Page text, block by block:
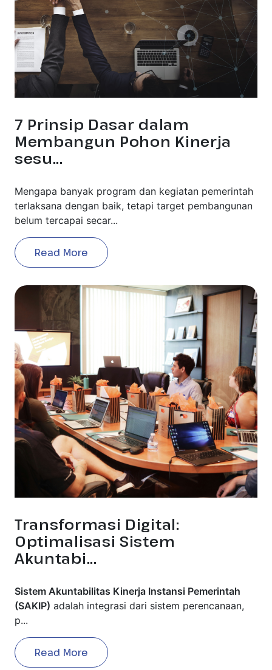
7 Prinsip Dasar dalam
Membangun Pohon Kinerja
sesu...
Mengapa banyak program dan kegiatan pemerintah
terlaksana dengan baik, tetapi target pembangunan
belum tercapai secar...
Read More
Transformasi Digital:
Optimalisasi Sistem
Akuntabi...
Sistem Akuntabilitas Kinerja Instansi Pemerintah
(SAKIP) adalah integrasi dari sistem perencanaan,
p...
Read More